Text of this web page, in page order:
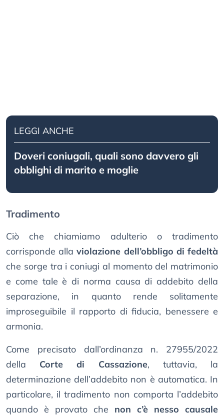
LEGGI ANCHE
Doveri coniugali, quali sono davvero gli
obblighi di marito e moglie
Tradimento
Ciò che chiamiamo adulterio o tradimento
corrisponde allaviolazione dell’obbligo di fedeltà
che sorge tra i coniugi al momento del matrimonio
e come tale è di norma causa di addebito della
separazione, in quanto rende solitamente
improseguibile il rapporto di fiducia, benessere e
armonia.
Come precisato dall’ordinanza n. 27955/2022
della Corte di Cassazione, tuttavia, la
determinazione dell’addebito non è automatica. In
particolare, il tradimento non comporta l’addebito
quando è provato che non c’è nesso causale